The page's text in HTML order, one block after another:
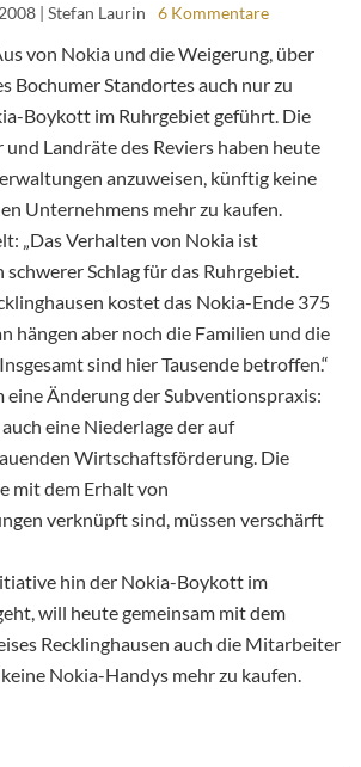
| Stefan Laurin 6 Kommentare
von Nokia und die Weigerung, über
Bochumer Standortes auch nur zu
Boykott im Ruhrgebiet geführt. Die
Landräte des Reviers haben heute
anzuweisen, künftig keine
Unternehmens mehr zu kaufen.
„Das Verhalten von Nokia ist
Schlag für das Ruhrgebiet.
kostet das Nokia-Ende 375
hängen aber noch die Familien und die
sind hier Tausende betroffen.“
Änderung der Subventionspraxis:
eine Niederlage der auf
Wirtschaftsförderung. Die
mit dem Erhalt von
verknüpft sind, müssen verschärft
hin der Nokia-Boykott im
will heute gemeinsam mit dem
Recklinghausen auch die Mitarbeiter
Nokia-Handys mehr zu kaufen.